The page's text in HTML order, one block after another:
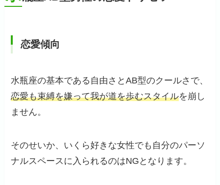
恋愛傾向
水瓶座の基本である自由さとAB型のクールさで、
恋愛も束縛を嫌って我が道を歩むスタイルを崩し
ません。
そのせいか、いくら好きな女性でも自分のパーソ
ナルスペースに入られるのはNGとなります。